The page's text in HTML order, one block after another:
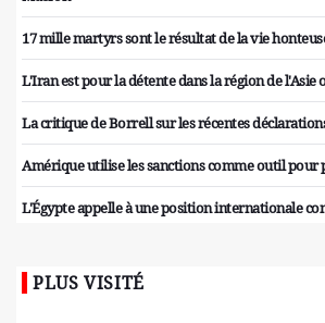
17 mille martyrs sont le résultat de la vie
L'Iran est pour la détente dans la région de l'Asie
La critique de Borrell sur les récentes
Amérique utilise les sanctions comme outil pour
L'Égypte appelle à une position internationale
PLUS VISITÉ